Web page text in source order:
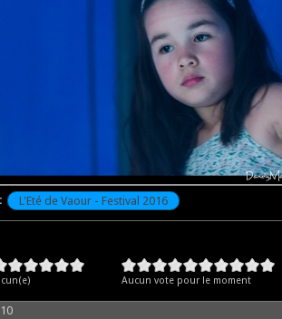
L'Eté de Vaour - Festival 2016
Aucun vote pour le moment